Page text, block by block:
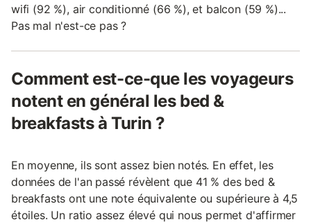
wifi (92 %), air conditionné (66 %), et balcon (59 %)...
Pas mal n'est-ce pas ?
Comment est-ce-que les voyageurs
notent en général les bed &
breakfasts à Turin ?
En moyenne, ils sont assez bien notés. En effet, les
données de l'an passé révèlent que 41 % des bed &
breakfasts ont une note équivalente ou supérieure à 4,5
étoiles. Un ratio assez élevé qui nous permet d'affirmer